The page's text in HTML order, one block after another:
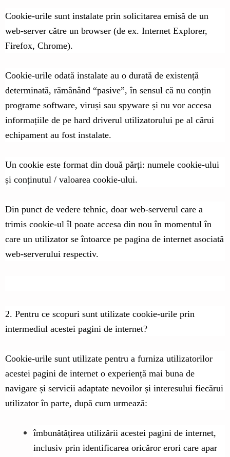
Cookie-urile sunt instalate prin solicitarea emisă de un
web-server către un browser (de ex. Internet Explorer,
Firefox, Chrome).
Cookie-urile odată instalate au o durată de existență
determinată, rămânând “pasive”, în sensul că nu conțin
programe software, viruși sau spyware și nu vor accesa
informațiile de pe hard driverul utilizatorului pe al cărui
echipament au fost instalate.
Un cookie este format din două părți: numele cookie-ului
și conținutul / valoarea cookie-ului.
Din punct de vedere tehnic, doar web-serverul care a
trimis cookie-ul îl poate accesa din nou în momentul în
care un utilizator se întoarce pe pagina de internet asociată
web-serverului respectiv.
2. Pentru ce scopuri sunt utilizate cookie-urile prin
intermediul acestei pagini de internet?
Cookie-urile sunt utilizate pentru a furniza utilizatorilor
acestei pagini de internet o experiență mai buna de
navigare și servicii adaptate nevoilor și interesului fiecărui
utilizator în parte, după cum urmează:
îmbunătățirea utilizării acestei pagini de internet,
inclusiv prin identificarea oricăror erori care apar